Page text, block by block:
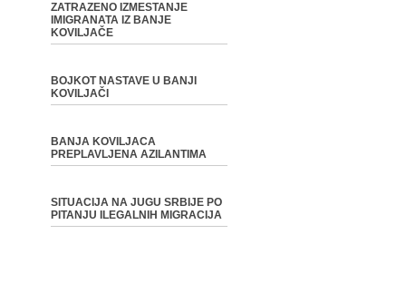
ZATRAZENO IZMESTANJE
IMIGRANATA IZ BANJE
KOVILJAČE
BOJKOT NASTAVE U BANJI
KOVILJAČI
BANJA KOVILJACA
PREPLAVLJENA AZILANTIMA
SITUACIJA NA JUGU SRBIJE PO
PITANJU ILEGALNIH MIGRACIJA